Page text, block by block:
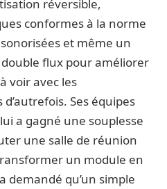
réversible,
conformes à la norme
et même un
flux pour améliorer
voir avec les
Ses équipes
a gagné une souplesse
une salle de réunion
un module en
demandé qu’un simple